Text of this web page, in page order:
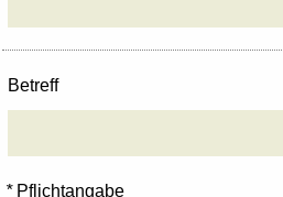
Betreff
*Pflichtangabe